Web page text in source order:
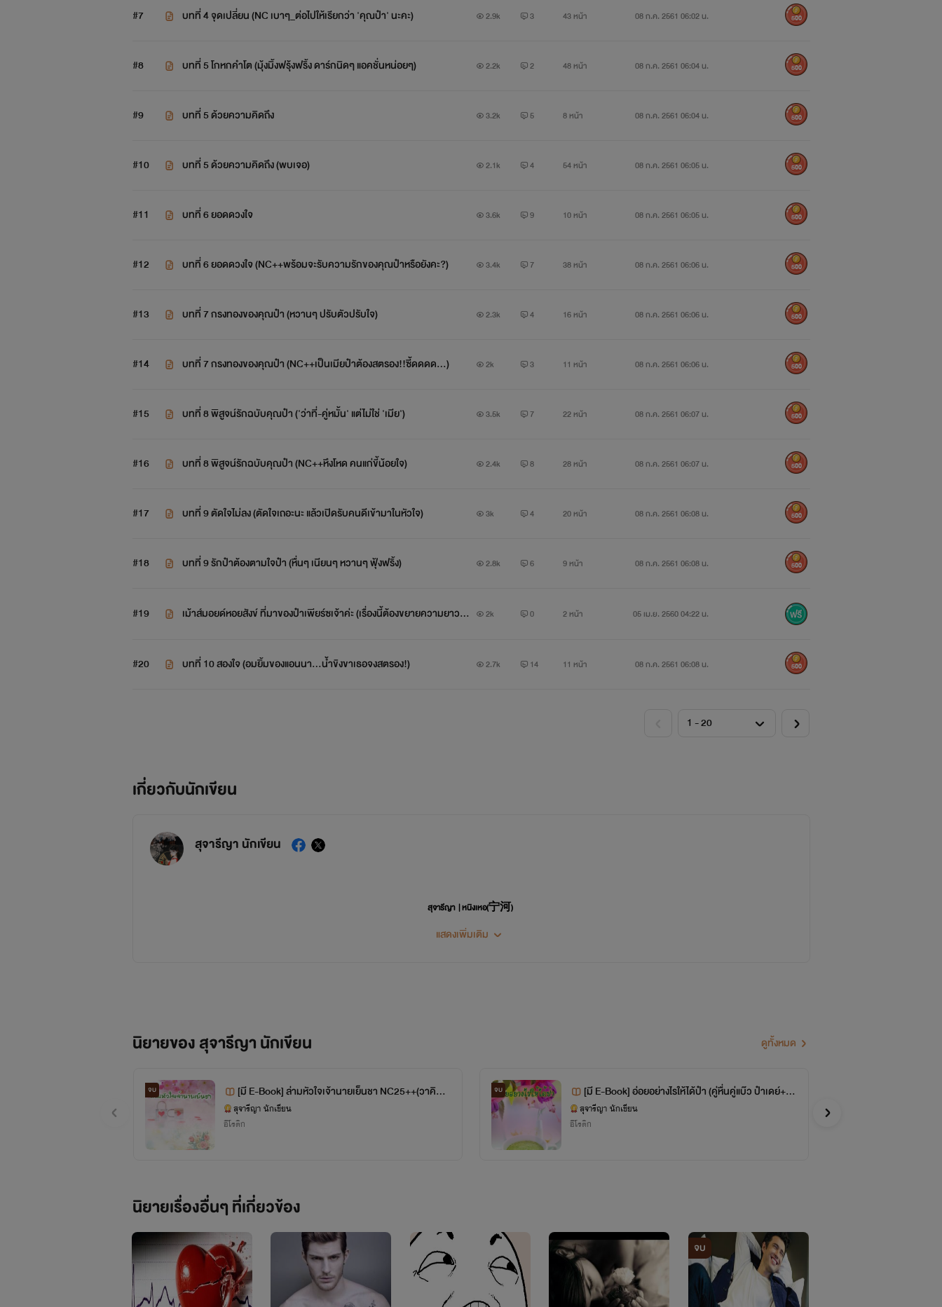
ลักษณ์อักษร โดยยึดถืออ้างอิงจากข้อปฏิบัติและบทลงโทษสูงสุด ตามพระราชบัญญัติลิขสิทธิ์ พ.ศ. 2537 **
*********************************************************
#7 บทที่ 4 จุดเปลี่ยน (NC เบาๆ_ต่อไปให้เรียกว่า 'คุณป๋า' นะคะ) 2.9k 3 43 หน้า 08 ก.ค. 2561 06:02 น. 500
#8 บทที่ 5 โกหกคำโต (มุ้งมิ้งฟรุ้งฟริ้ง ดาร์กนิดๆ แอคชั่นหน่อยๆ) 2.2k 2 48 หน้า 08 ก.ค. 2561 06:04 น. 500
#9 บทที่ 5 ด้วยความคิดถึง 3.2k 5 8 หน้า 08 ก.ค. 2561 06:04 น. 500
#10 บทที่ 5 ด้วยความคิดถึง (พบเจอ) 2.1k 4 54 หน้า 08 ก.ค. 2561 06:05 น. 500
#11 บทที่ 6 ยอดดวงใจ 3.6k 9 10 หน้า 08 ก.ค. 2561 06:05 น. 500
#12 บทที่ 6 ยอดดวงใจ (NC++พร้อมจะรับความรักของคุณป๋าหรือยังคะ?) 3.4k 7 38 หน้า 08 ก.ค. 2561 06:06 น. 500
#13 บทที่ 7 กรงทองของคุณป๋า (หวานๆ ปรับตัวปรับใจ) 2.3k 4 16 หน้า 08 ก.ค. 2561 06:06 น. 500
#14 บทที่ 7 กรงทองของคุณป๋า (NC++เป็นเมียป๋าต้องสตรอง!!ซี้ดดดด...) 2k 3 11 หน้า 08 ก.ค. 2561 06:06 น. 500
#15 บทที่ 8 พิสูจน์รักฉบับคุณป๋า ('ว่าที่-คู่หมั้น' แต่ไม่ใช่ 'เมีย') 3.5k 7 22 หน้า 08 ก.ค. 2561 06:07 น. 500
#16 บทที่ 8 พิสูจน์รักฉบับคุณป๋า (NC++หึงโหด คนแก่ขี้น้อยใจ) 2.4k 8 28 หน้า 08 ก.ค. 2561 06:07 น. 500
#17 บทที่ 9 ตัดใจไม่ลง (ตัดใจเถอะนะ แล้วเปิดรับคนดีเข้ามาในหัวใจ) 3k 4 20 หน้า 08 ก.ค. 2561 06:08 น. 500
#18 บทที่ 9 รักป๋าต้องตามใจป๋า (หื่นๆ เนียนๆ หวานๆ ฟุ้งฟริ้ง) 2.8k 6 9 หน้า 08 ก.ค. 2561 06:08 น. 500
#19
เม้าส์มอยด์หอยสังข์ ที่มาของป๋าเพียร์ซเจ้าค่ะ (เรื่องนี้ต้องขยายความยาวว
2k 0 2 หน้า 05 เม.ย. 2560 04:22 น.
#20 บทที่ 10 สองใจ (อมยิ้มของแอนนา...น้ำขิงขาเธอจงสตรอง!) 2.7k 14 11 หน้า 08 ก.ค. 2561 06:08 น. 500
เกี่ยวกับนักเขียน
สุจารีญา นักเขียน
สุจารีญา | หนิงเหอ(宁河)
เดียว งานเขียนแนวผิดศีลธรรมจะไม่มีในสารระบบนิยายของไรท์ ประเภทนิยายมีทั้งแบบนิยายปัจจุบันร่วมสมัย แนวย้อนอดีต และแนวจีนโบราณ(ภายใต้นามปากกาหนิงเหอ(宁河))
สร้างขึ้นเพื่อความบันเทิงหวังให้นักอ่านทุกคนมีรอยยิ้มและความสุขเมื่อได้อ่าน
สุจารีญา | หนิงเหอ(宁河)ได้แล้ว ณ บัดนี้...
ขอให้มีความสุขกับนิยายรักของ “ สุจารีญา | หนิงเหอ(宁河)
” ทุกเรื่องนะคะ
แสดงเพิ่มเติม
นิยายของ สุจารีญา นักเขียน ดูทั้งหมด
จบ
[มี E-Book] ล่ามหัวใจเจ้านายเย็นชา NC25++(วาคิม X
อรไพลิน)-หื่นฮา โนดราม่าทุกตอน แนวโคแก่อยากกินห
ญ้าอ่อน
สุจารีญา นักเขียน
อีโรติก
จบ
[มี E-Book] อ่อยอย่างไรให้ได้ป๋า (คู่หื่นคู่แบ๊ว ป๋าเดย์+เข
มจิรา)
สุจารีญา นักเขียน
อีโรติก
นิยายเรื่องอื่นๆ ที่เกี่ยวข้อง
จบ